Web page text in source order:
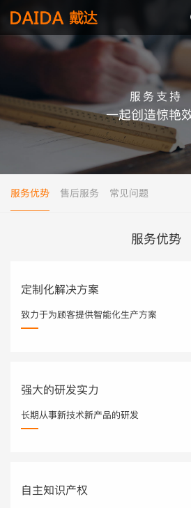
服务支持
一起创造惊艳
服务优势 售后服务 常见问题
服务优势
定制化解决方案
致力于为顾客提供智能化生产方案
强大的研发实力
长期从事新技术新产品的研发
自主知识产权